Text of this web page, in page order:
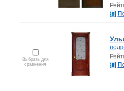
Выбрать для
сравнения